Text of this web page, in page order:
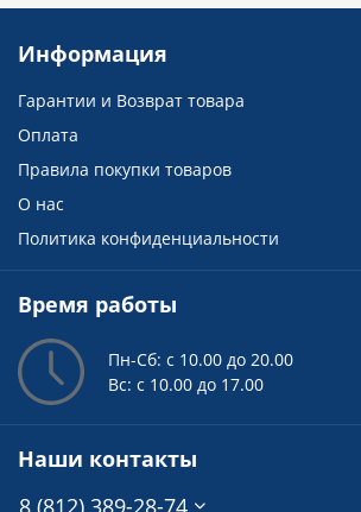
Информация
Гарантии и Возврат товара
Оплата
Правила покупки товаров
О нас
Политика конфиденциальности
Время работы
Пн-Сб: с 10.00 до 20.00
Вс: с 10.00 до 17.00
Наши контакты
8 (812) 389-28-74